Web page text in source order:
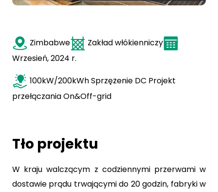
Zimbabwe
Zakład włókienniczy
Wrzesień, 2024 r.
100kW/200kWh Sprzężenie DC Projekt
przełączania On&Off-grid
Tło projektu
W kraju walczącym z codziennymi przerwami w
dostawie prądu trwającymi do 20 godzin, fabryki w